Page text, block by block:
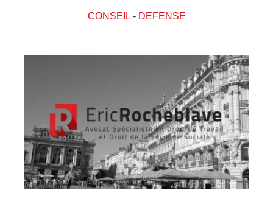
CONSEIL- DEFENSE